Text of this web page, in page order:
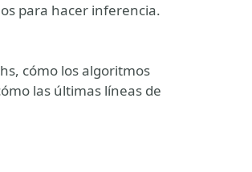
para hacer inferencia.
cómo los algoritmos
las últimas líneas de